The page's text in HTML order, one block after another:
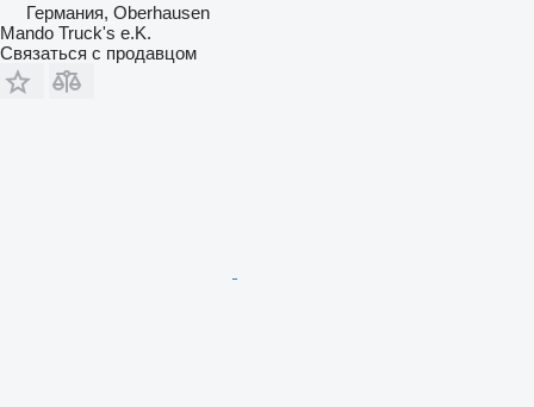
Германия, Oberhausen
Mando Truck's e.K.
Связаться с продавцом